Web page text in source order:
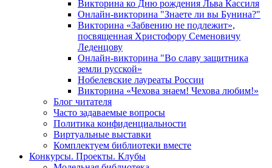
Викторина ко Дню рождения Льва Кассиля
Онлайн-викторина "Знаете ли вы Бунина?"
Викторина «Забвению не подлежит»,
посвященная Христофору Семеновичу
Леденцову
Онлайн-викторина "Во славу защитника
земли русской»
Нобелевские лауреаты России
Викторина «Чехова знаем! Чехова любим!»
Блог читателя
Часто задаваемые вопросы
Политика конфиденциальности
Виртуальные выставки
Комплектуем библиотеки вместе
Конкурсы. Проекты. Клубы